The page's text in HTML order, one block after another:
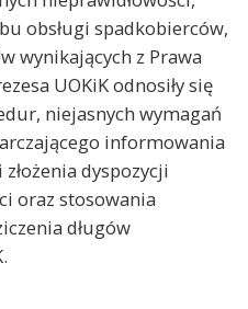
obsługi spadkobierców,
wynikających z Prawa
UOKiK odnosiły się
niejasnych wymagań
informowania
dyspozycji
oraz stosowania
długów